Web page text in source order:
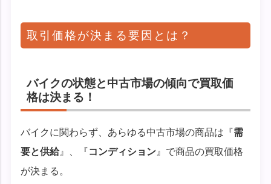
取引価格が決まる要因とは？
バイクの状態と中古市場の傾向で買取価
格は決まる！
バイクに関わらず、あらゆる中古市場の商品は『需
要と供給』、『コンディション 』で商品の買取価格
が決まる。